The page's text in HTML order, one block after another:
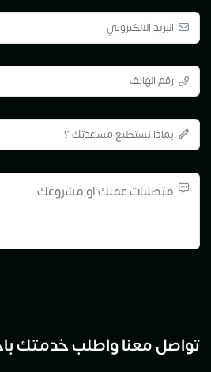
تواصل معنا واطلب خدمتك